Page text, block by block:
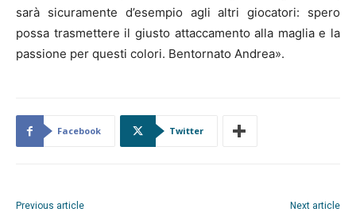
sarà sicuramente d’esempio agli altri giocatori: spero
possa trasmettere il giusto attaccamento alla maglia e la
passione per questi colori. Bentornato Andrea».
Facebook Twitter
Previous article Next article